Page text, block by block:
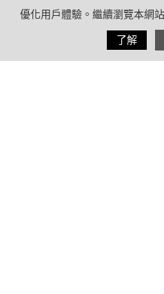
優化用戶體驗。繼續瀏覽本網
了解